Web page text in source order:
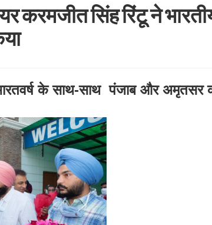
करमजीत सिंह रिंटू ने
के साथ-साथ पंजाब और अमृतसर